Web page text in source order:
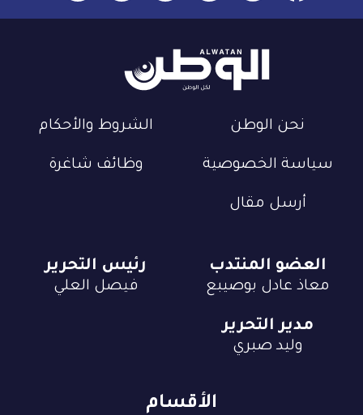
نحن الوطن الشروط والأحكام
سياسة الخصوصية وظائف شاغرة
أرسل مقال
الأقسام
العضو المنتدب
معاذ عادل بوصيبع
رئيس التحرير
فيصل العلي
مدير التحرير
وليد صبري